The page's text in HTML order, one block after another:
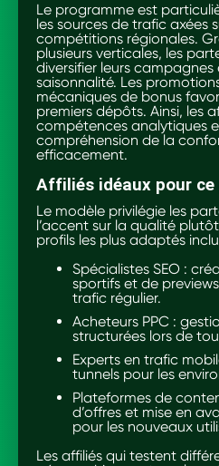
Le programme est
les sources de trafic axées
compétitions régionales.
plusieurs verticales, les
diversifier leurs
saisonnalité. Les
mécaniques de bonus
premiers dépôts. Ainsi, les
compétences analytiques
compréhension de la
efficacement.
Affiliés idéaux pour
Le modèle privilégie les
l’accent sur la qualité
profils les plus adaptés
Spécialistes SEO :
sportifs et de
trafic régulier.
Acheteurs PPC :
structurées lors de
Experts en trafic
tunnels pour les
Plateformes de
d’offres et mise en
pour les nouveaux
Les affiliés qui testent